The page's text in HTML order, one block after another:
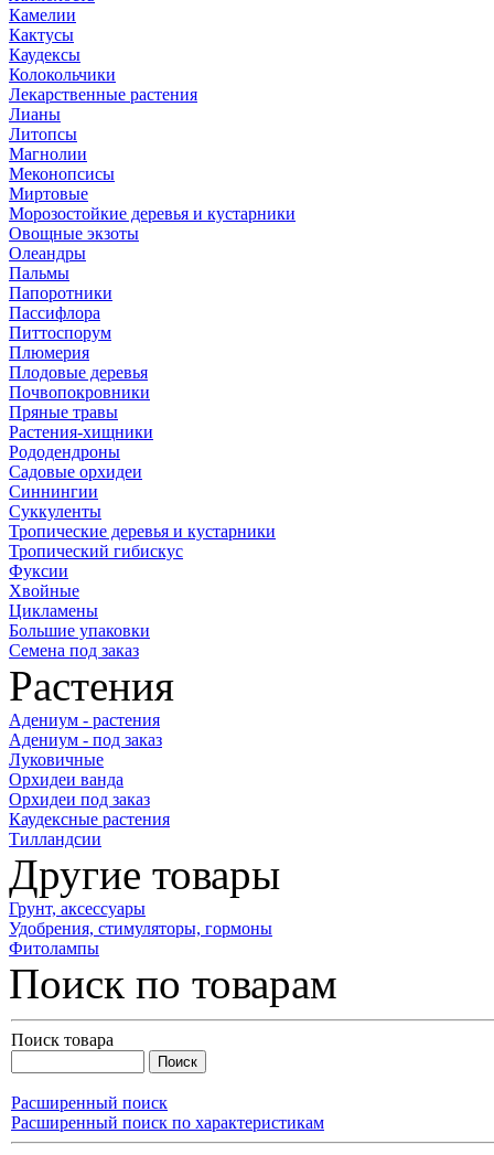
Камелии
Кактусы
Каудексы
Колокольчики
Лекарственные растения
Лианы
Литопсы
Магнолии
Меконопсисы
Миртовые
Морозостойкие деревья и кустарники
Овощные экзоты
Олеандры
Пальмы
Папоротники
Пассифлора
Питтоспорум
Плюмерия
Плодовые деревья
Почвопокровники
Пряные травы
Растения-хищники
Рододендроны
Садовые орхидеи
Синнингии
Суккуленты
Тропические деревья и кустарники
Тропический гибискус
Фуксии
Хвойные
Цикламены
Большие упаковки
Семена под заказ
Растения
Адениум - растения
Адениум - под заказ
Луковичные
Орхидеи ванда
Орхидеи под заказ
Каудексные растения
Тилландсии
Другие товары
Грунт, аксессуары
Удобрения, стимуляторы, гормоны
Фитолампы
Поиск по товарам
Поиск товара
Расширенный поиск
Расширенный поиск по характеристикам